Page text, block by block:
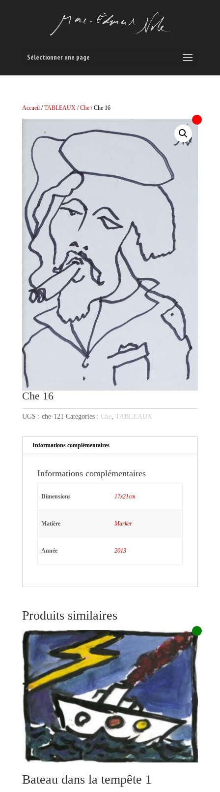
Sélectionner une page
Accueil/TABLEAUX/Che/ Che 16
Che 16
UGS : che-121 Catégories : Che, TABLEAUX
Informations complémentaires
Informations complémentaires
Dimensions 17x21cm
Matière Marker
Année 2013
Produits similaires
Bateau dans la tempête 1